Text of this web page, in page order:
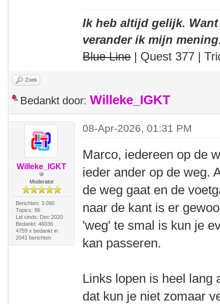
Ik heb altijd gelijk.
verander ik mijn
Blue Line| Quest 377 |
Zoek
Bedankt door: Willeke_IGKT
Willeke_IGKT
Moderator
Berichten: 3.090
Topics: 86
Lid sinds: Dec 2020
Bedankt: 46036
4759 x bedankt in
2041 berichten
08-Apr-2026, 01:31 PM
Marco, iedereen op de
ieder ander op de weg.
de weg gaat en de
naar de kant is er
'weg' te smal is kun je
kan passeren.
Links lopen is heel lang
dat kun je niet zomaar